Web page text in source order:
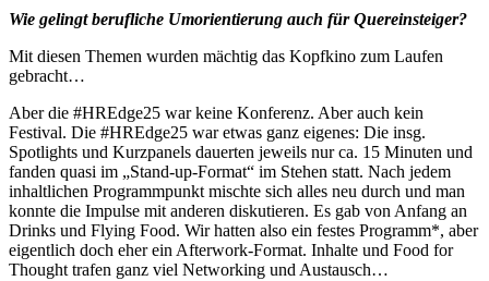
Wie gelingt berufliche Umorientierung auch für Quereinsteiger?
Mit diesen Themen wurden mächtig das Kopfkino zum Laufen
gebracht…
Aber die #HREdge25 war keine Konferenz. Aber auch kein
Festival. Die #HREdge25 war etwas ganz eigenes: Die insg.
Spotlights und Kurzpanels dauerten jeweils nur ca. 15 Minuten und
fanden quasi im „Stand-up-Format“ im Stehen statt. Nach jedem
inhaltlichen Programmpunkt mischte sich alles neu durch und man
konnte die Impulse mit anderen diskutieren. Es gab von Anfang an
Drinks und Flying Food. Wir hatten also ein festes Programm*, aber
eigentlich doch eher ein Afterwork-Format. Inhalte und Food for
Thought trafen ganz viel Networking und Austausch…